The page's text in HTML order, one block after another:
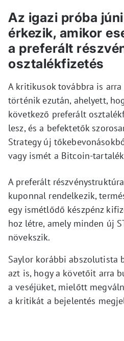
Az igazi próba
érkezik, amikor
a preferált
osztalékfizetés
A kritikusok továbbra is
történik ezután, ahelyett,
következő preferált
lesz, és a befektetők
Strategy új
vagy ismét a Bitcoin-
A preferált
kuponnal rendelkezik,
egy ismétlődő készpénz
hoz létre, amely minden új
növekszik.
Saylor korábbi abszolutista
azt is, hogy a követőit arra
a veséjüket, mielőtt
a kritikát a bejelentés